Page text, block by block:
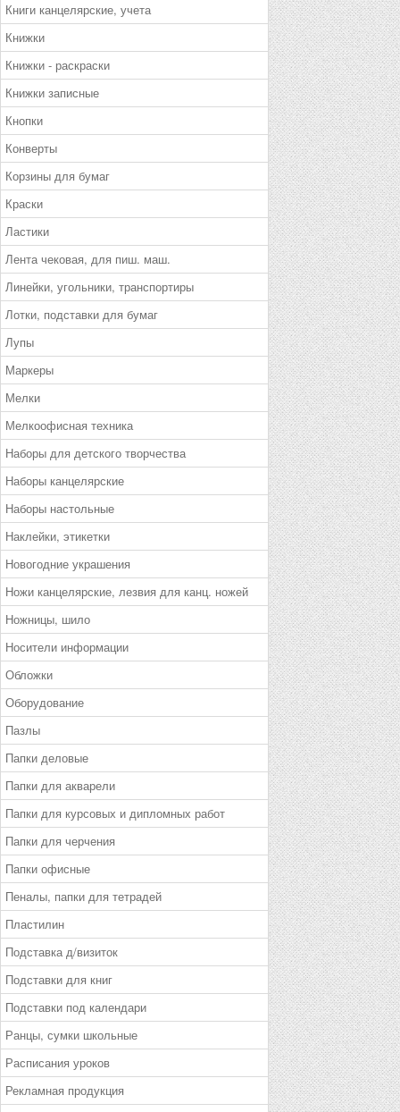
Книги канцелярские, учета
Книжки
Книжки - раскраски
Книжки записные
Кнопки
Конверты
Корзины для бумаг
Краски
Ластики
Лента чековая, для пиш. маш.
Линейки, угольники, транспортиры
Лотки, подставки для бумаг
Лупы
Маркеры
Мелки
Мелкоофисная техника
Наборы для детского творчества
Наборы канцелярские
Наборы настольные
Наклейки, этикетки
Новогодние украшения
Ножи канцелярские, лезвия для канц. ножей
Ножницы, шило
Носители информации
Обложки
Оборудование
Пазлы
Папки деловые
Папки для акварели
Папки для курсовых и дипломных работ
Папки для черчения
Папки офисные
Пеналы, папки для тетрадей
Пластилин
Подставка д/визиток
Подставки для книг
Подставки под календари
Ранцы, сумки школьные
Расписания уроков
Рекламная продукция